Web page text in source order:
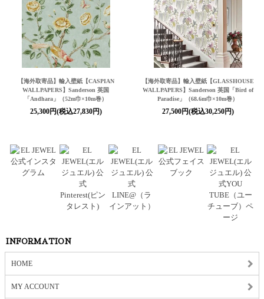
【海外取寄品】輸入壁紙【CASPIAN
WALLPAPERS】Sanderson 英国
「Andhara」（52m巾×10m巻）
25,300円(税込27,830円)
【海外取寄品】輸入壁紙【GLASSHOUSE
WALLPAPERS】Sanderson 英国「Bird of
Paradise」（68.6m巾×10m巻）
27,500円(税込30,250円)
INFORMATION
HOME
MY ACCOUNT